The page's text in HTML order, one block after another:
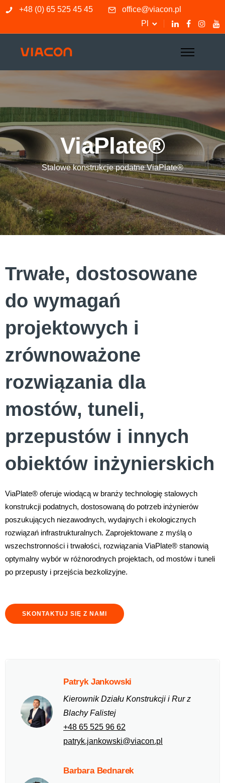
+48 (0) 65 525 45 45
office@viacon.pl
Pl
ViaPlate®
Stalowe konstrukcje podatne ViaPlate®
Trwałe, dostosowane
do wymagań
projektowych i
zrównoważone
rozwiązania dla
mostów, tuneli,
przepustów i innych
obiektów inżynierskich
ViaPlate® oferuje wiodącą w branży technologię stalowych
konstrukcji podatnych, dostosowaną do potrzeb inżynierów
poszukujących niezawodnych, wydajnych i ekologicznych
rozwiązań infrastrukturalnych. Zaprojektowane z myślą o
wszechstronności i trwałości, rozwiązania ViaPlate® stanowią
optymalny wybór w różnorodnych projektach, od mostów i tuneli
po przepusty i przejścia bezkolizyjne.
SKONTAKTUJ SIĘ Z NAMI
Patryk Jankowski
Kierownik Działu Konstrukcji i Rur z
Blachy Falistej
+48 65 525 96 62
patryk.jankowski@viacon.pl
Barbara Bednarek